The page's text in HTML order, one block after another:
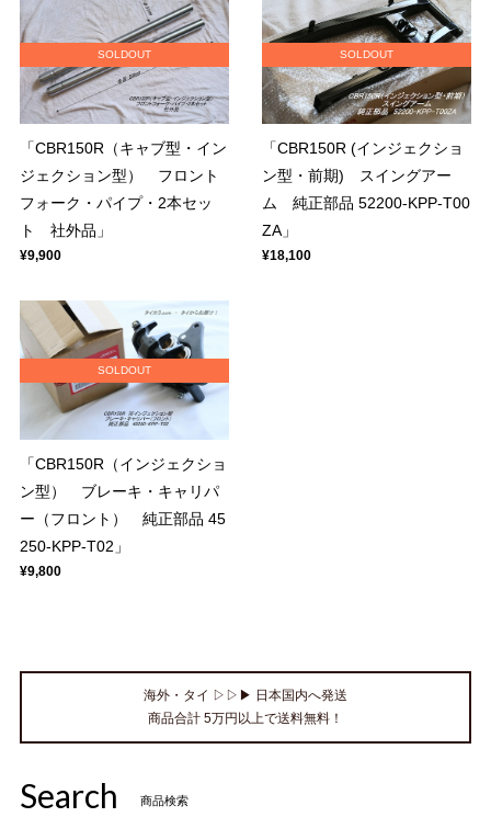
SOLDOUT
「CBR150R（キャブ型・イン
ジェクション型） フロント
フォーク・パイプ・2本セッ
ト 社外品」
¥9,900
SOLDOUT
「CBR150R (インジェクショ
ン型・前期) スイングアー
ム 純正部品 52200-KPP-T00
ZA」
¥18,100
SOLDOUT
「CBR150R（インジェクショ
ン型） ブレーキ・キャリパ
ー（フロント） 純正部品 45
250-KPP-T02」
¥9,800
海外・タイ ▷▷▶ 日本国内へ発送
商品合計 5万円以上で送料無料！
Search 商品検索